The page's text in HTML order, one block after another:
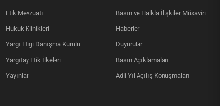
Etik Mevzuatı
Hukuk Klinikleri
Yargı Etiği Danışma Kurulu
Yargıtay Etik İlkeleri
Yayınlar
Basın ve Halkla İlişkiler Müşaviri
Haberler
Duyurular
Basın Açıklamaları
Adli Yıl Açılış Konuşmaları